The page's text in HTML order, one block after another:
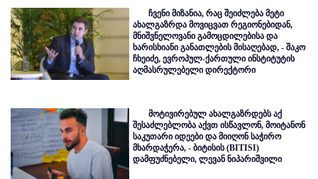
ჩვენი მიზანია, რაც შეიძლება მეტი
ახალგაზრდა მოვიცვათ რეგიონებიდან,
მნიშვნელოვანი გამოცდილებისა და
ხარისხიანი განათლების მისაღებად, - შაკო
ჩხეიძე, ევროპულ-ქართული ინსტიტუტის
აღმასრულებელი დირექტორი
მოტივირებულ ახალგაზრდებს აქ
შესაძლებლობა აქვთ ისწავლონ, მოიტანონ
საკუთარი იდეები და მიიღონ საჭირო
მხარდაჭერა, - ბიტისის (BITISI)
დამფუძნებელი, ლევან ნიპარიშვილი